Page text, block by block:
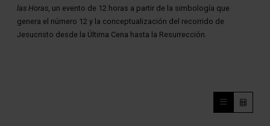
las Horas , un evento de 12 horas a partir de la simbología que
genera el número 12 y la conceptualización del recorrido de
Jesucristo desde la Última Cena hasta la Resurrección.